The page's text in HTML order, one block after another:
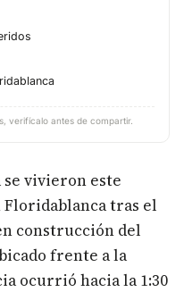
verifícalo antes de compartir.
se vivieron este
Floridablanca tras el
construcción del
frente a la
ocurrió hacia la 1:30